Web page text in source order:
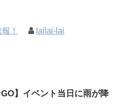
！ lailai-lai
GO】イベント当日に雨が降